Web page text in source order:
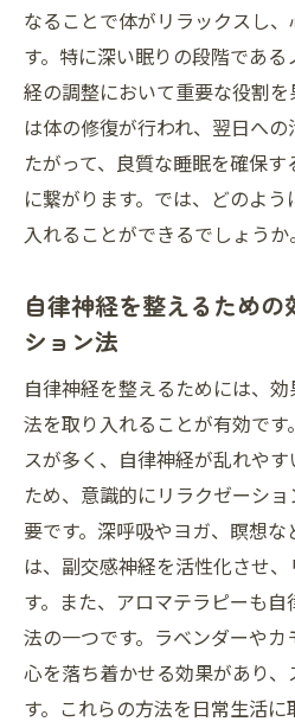
なることで体がリラックスし
す。特に深い眠りの段階であ
経の調整において重要な役割
は体の修復が行われ、翌日へ
たがって、良質な睡眠を確保
に繋がります。では、どのよ
入れることができるでしょうか。
自律神経を整えるため
ション法
自律神経を整えるためには、
法を取り入れることが有効で
スが多く、自律神経が乱れや
ため、意識的にリラクゼーシ
要です。深呼吸やヨガ、瞑想
は、副交感神経を活性化させ
す。また、アロマテラピーも
法の一つです。ラベンダーやカ
心を落ち着かせる効果があり
す。これらの方法を日常生活